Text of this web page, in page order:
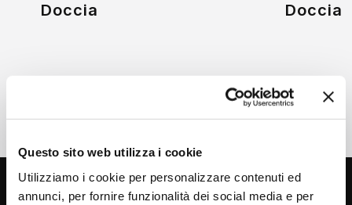
Questo sito web utilizza i cookie
Utilizziamo i cookie per personalizzare contenuti ed
annunci, per fornire funzionalità dei social media e per
Doccia Doccia